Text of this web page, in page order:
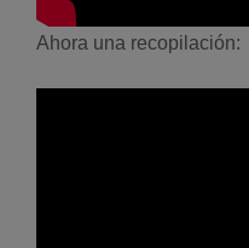
Ahora una recopilación: